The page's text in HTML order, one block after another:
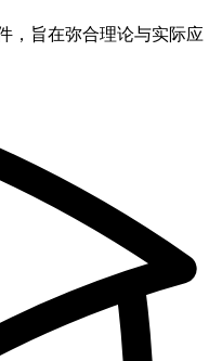
，旨在弥合理论与实际应